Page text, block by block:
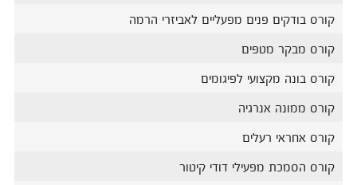
קורס בודקים פנים מפעליים לאביזרי הרמה
קורס מבקר מטפים
קורס בונה מקצועי לפיגומים
קורס ממונה אנרגיה
קורס אחראי רעלים
קורס הסמכת מפעילי דודי קיטור